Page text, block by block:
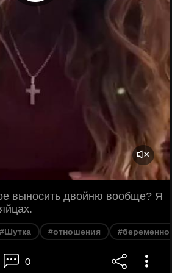
выносить двойню вообще? Я
#Шутка #отношения
0